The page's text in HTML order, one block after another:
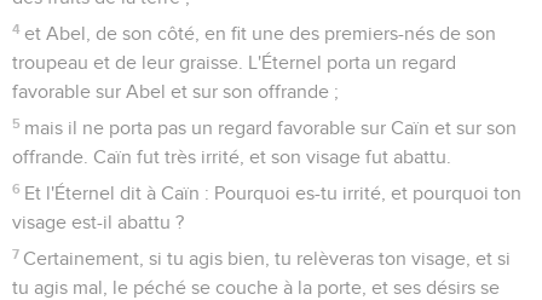
4 et Abel, de son côté, en fit une des premiers-nés de son
troupeau et de leur graisse. L'Éternel porta un regard
favorable sur Abel et sur son offrande ;
5 mais il ne porta pas un regard favorable sur Caïn et sur son
offrande. Caïn fut très irrité, et son visage fut abattu.
6 Et l'Éternel dit à Caïn : Pourquoi es-tu irrité, et pourquoi ton
visage est-il abattu ?
7 Certainement, si tu agis bien, tu relèveras ton visage, et si
tu agis mal, le péché se couche à la porte, et ses désirs se